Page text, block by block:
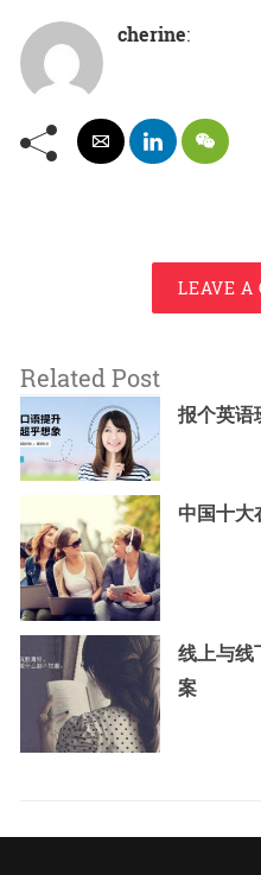
cherine:
LEAVE A
Related Post
报个英语
中国十大
线上与线
案